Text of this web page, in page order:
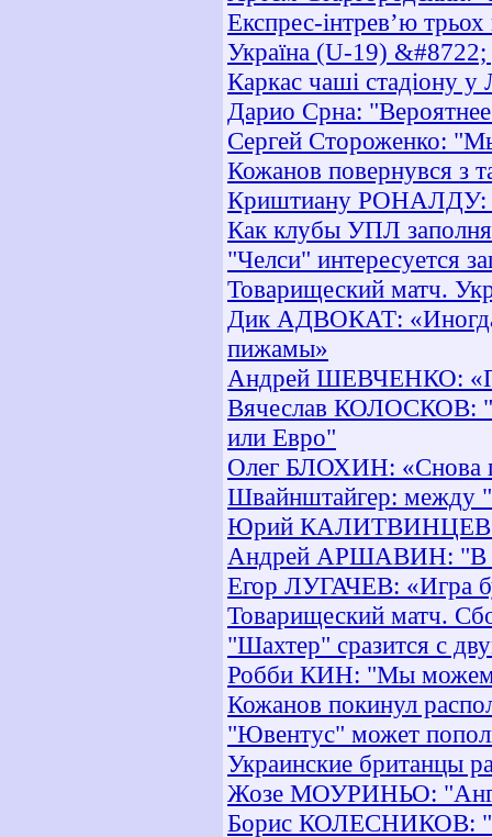
Експрес-інтрев’ю
Україна (U-19)
Каркас чаші стадіону
Дарио Срна:
Сергей Стороженко:
Кожанов повернувся з
Криштиану РОНАЛДУ:
Как клубы УПЛ
"Челси" интересуется
Товарищеский матч.
Дик АДВОКАТ: «Иногда
пижамы»
Андрей ШЕВЧЕНКО:
Вячеслав КОЛОСКОВ:
или Евро"
Олег БЛОХИН: «Снова
Швайнштайгер: между
Юрий КАЛИТВИНЦЕВ:
Андрей АРШАВИН: "В
Егор ЛУГАЧЕВ: «Игра
Товарищеский матч.
"Шахтер" сразится с
Робби КИН: "Мы можем
Кожанов покинул
"Ювентус" может
Украинские британцы
Жозе МОУРИНЬО:
Борис КОЛЕСНИКОВ: